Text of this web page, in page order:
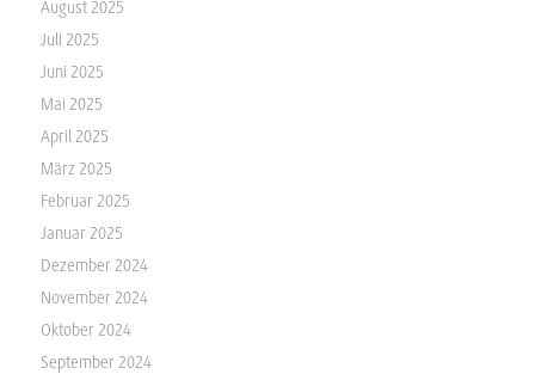
August 2025
Juli 2025
Juni 2025
Mai 2025
April 2025
März 2025
Februar 2025
Januar 2025
Dezember 2024
November 2024
Oktober 2024
September 2024